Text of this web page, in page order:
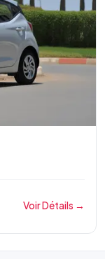
Voir Détails →